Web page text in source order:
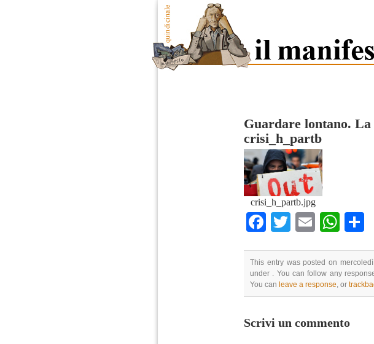
Guardare lontano.
crisi_h_partb
crisi_h_partb.jpg
Facebook
TwitterEmail
This entry was posted on
under . You can follow any
You can leave a response , or
Scrivi un commento